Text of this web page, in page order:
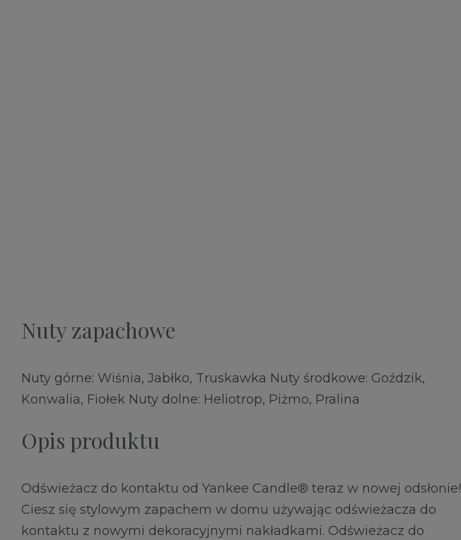
Nuty zapachowe
Nuty górne: Wiśnia, Jabłko, Truskawka Nuty środkowe: Goździk,
Konwalia, Fiołek Nuty dolne: Heliotrop, Piżmo, Pralina
Opis produktu
Odświeżacz do kontaktu od Yankee Candle® teraz w nowej odsłonie!
Ciesz się stylowym zapachem w domu używając odświeżacza do
kontaktu z nowymi dekoracyjnymi nakładkami. Odświeżacz do